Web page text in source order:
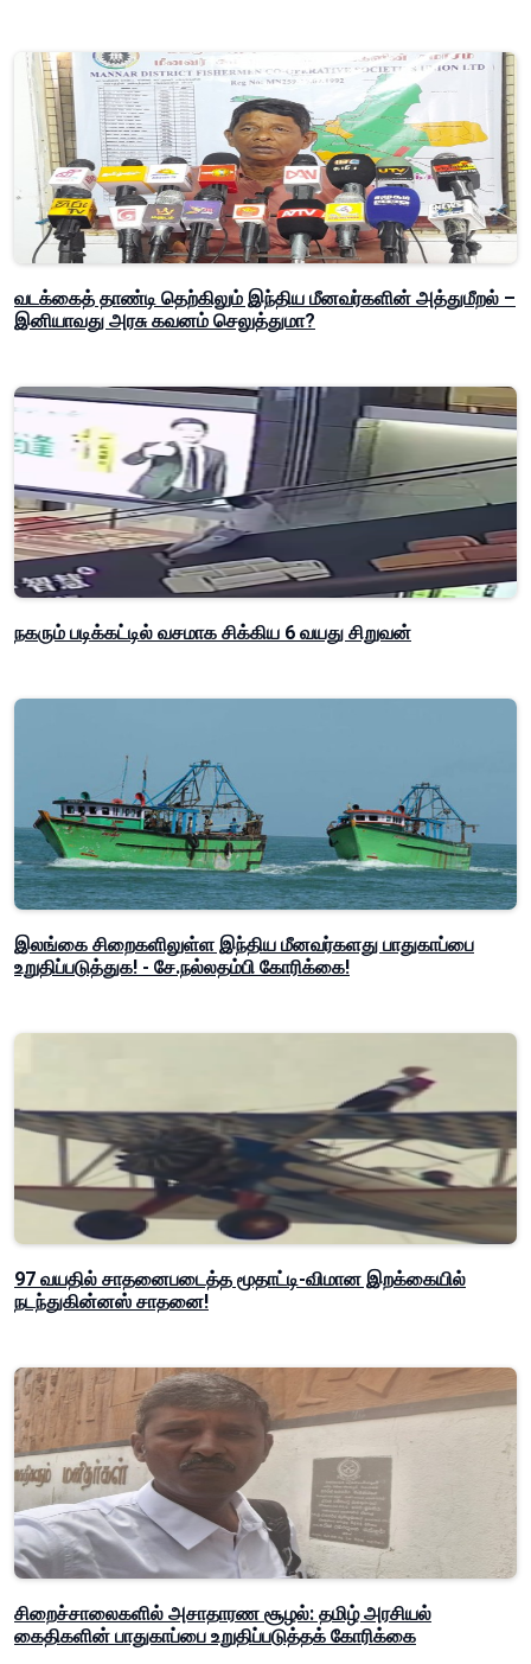
வடக்கைத் தாண்டி தெற்கிலும் இந்திய மீனவர்களின் அத்துமீறல் –
இனியாவது அரசு கவனம் செலுத்துமா?
நகரும் படிக்கட்டில் வசமாக சிக்கிய 6 வயது சிறுவன்
இலங்கை சிறைகளிலுள்ள இந்திய மீனவர்களது பாதுகாப்பை
உறுதிப்படுத்துக! - சே.நல்லதம்பி கோரிக்கை!
97 வயதில் சாதனைபடைத்த மூதாட்டி-விமான இறக்கையில்
நடந்துகின்னஸ் சாதனை!
சிறைச்சாலைகளில் அசாதாரண சூழல்: தமிழ் அரசியல்
கைதிகளின் பாதுகாப்பை உறுதிப்படுத்தக் கோரிக்கை